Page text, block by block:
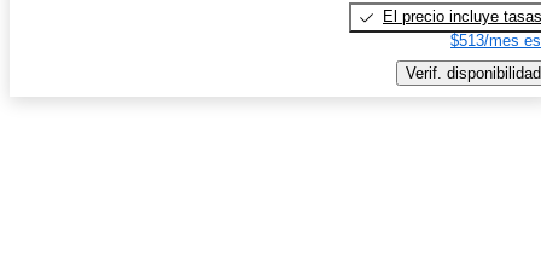
El precio incluye tasas
$513/mes
Verif. disponibilidad